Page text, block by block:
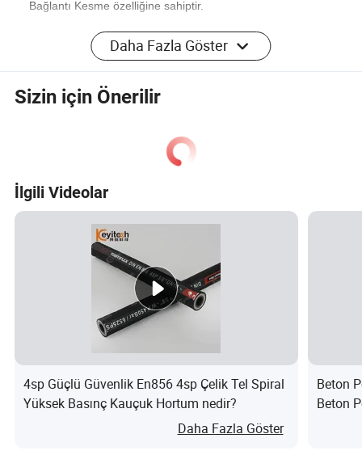
Bağlantı Kesme özelliğine sahiptir.
Hortum çıkışı: Güvenli ve sızdırmaz bağlantılar sağlamak
için 3/8" Dişi şalümoyla tasarlanmıştır.
Hortum Malzemesi: Alev geciktirici PVC'den yapılmıştır,
naylon dikiş dişi, galvanizli çelik ve kauçuk ile
ve ısı ve korozyona karşı olağanüstü direnç sağlar.
Uzunluk Seçenekleri: 12/18/24 feet olarak sunulur ve çeşitli
kurulum ihtiyaçlarını karşılar.
Adaptör: Çok yönlü uygulama için 3/8" Dişi Hızlı Bağlantı ×
3/8" Dişi Boru Dişi (NPT).
Önemli Not: Optimum güvenlik ve performans sağlamak
için dış mekanda kullanım için özel olarak tasarlanmıştır.
3/8" ID: Tam oturmasını sağlamak için mevcut bir
hortumu değiştiriyorsanız iç çapı ölçün.
Giriş konnektörü: Güvenilir ve güvenli bağlantı için 3/8''
Daha Fazla Göster
Sizin için Önerilir
İlgili Videolar
4sp Güçlü Güvenlik En856 4sp Çelik Tel Spiral
Yüksek Basınç Kauçuk Hortum nedir?
Daha Fazla Göster
Beton
Beton